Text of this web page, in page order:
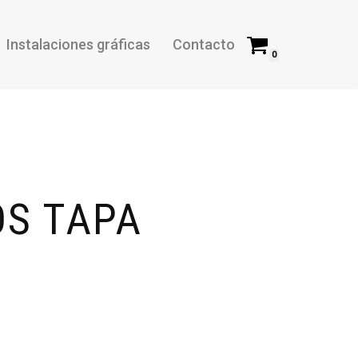
Instalaciones gráficas Contacto
0
TAPA